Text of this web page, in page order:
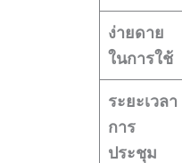
ง่ายดาย
ในการใช้
ระยะเวลา
การ
ประชุม